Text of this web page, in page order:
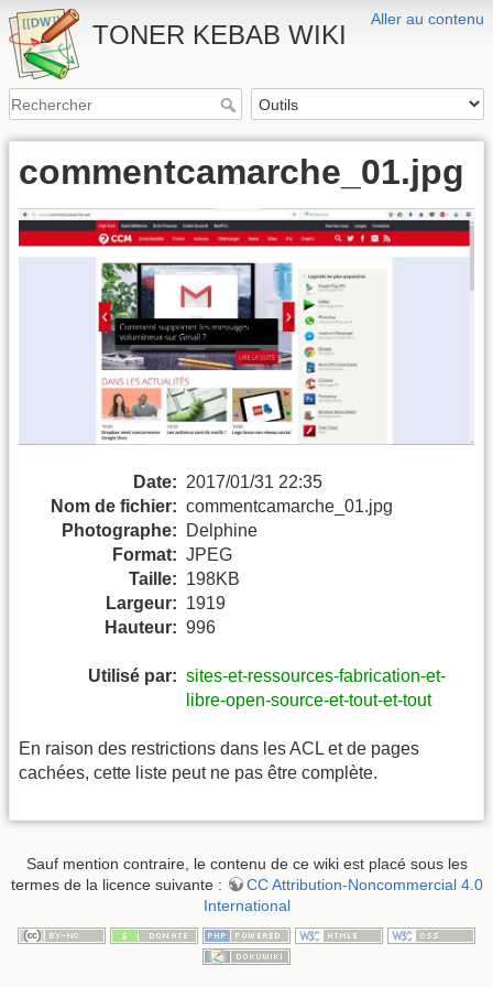
Aller au contenu
TONER KEBAB WIKI
commentcamarche_01.jpg
Date: 2017/01/31 22:35
Nom de fichier: commentcamarche_01.jpg
Photographe:
Delphine
Format: JPEG
Taille: 198KB
Largeur: 1919
Hauteur: 996
Utilisé par: sites-et-ressources-fabrication-et-
libre-open-source-et-tout-et-tout
En raison des restrictions dans les ACL et de pages
cachées, cette liste peut ne pas être complète.
Sauf mention contraire, le contenu de ce wiki est placé sous les
termes de la licence suivante :
CC Attribution-Noncommercial 4.0
International